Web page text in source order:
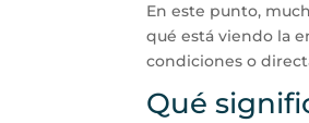
En este punto,
qué está viendo la
condiciones o
Qué